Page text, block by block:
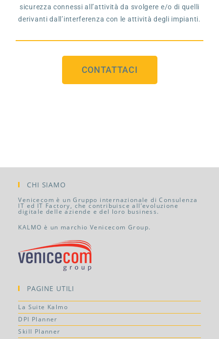
sicurezza connessi all’attività da svolgere e/o di quelli
derivanti dall’interferenza con le attività degli impianti.
CONTATTACI
CHI SIAMO
Venicecom è un Gruppo internazionale di Consulenza
IT ed IT Factory, che contribuisce all’evoluzione
digitale delle aziende e del loro business.
KALMO è un marchio Venicecom Group.
PAGINE UTILI
La Suite Kalmo
DPI Planner
Skill Planner